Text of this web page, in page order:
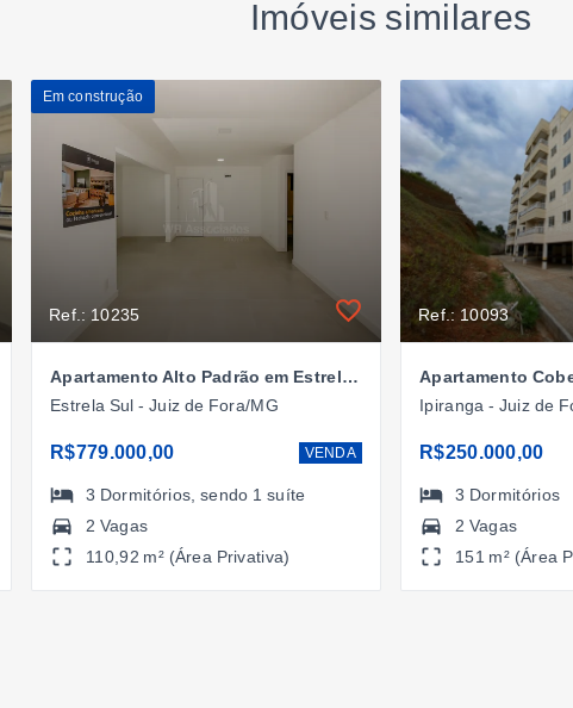
Imóveis similares
Em construção
Ref.: 10235
Apartamento Alto Padrão em Estrela Sul, Juiz de Fora/MG
Estrela Sul - Juiz de Fora/MG
R$779.000,00 VENDA
3 Dormitórios , sendo 1 suíte
2 Vagas
110,92 m² (Área Privativa)
Ref.: 10093
Apartamento
Ipiranga - Juiz de
R$250.000,00
3 Dormitórios
2 Vagas
151 m² (Área